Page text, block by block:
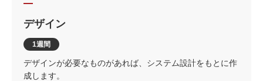
デザイン
1週間
デザインが必要なものがあれば、システム設計をもとに作
成します。